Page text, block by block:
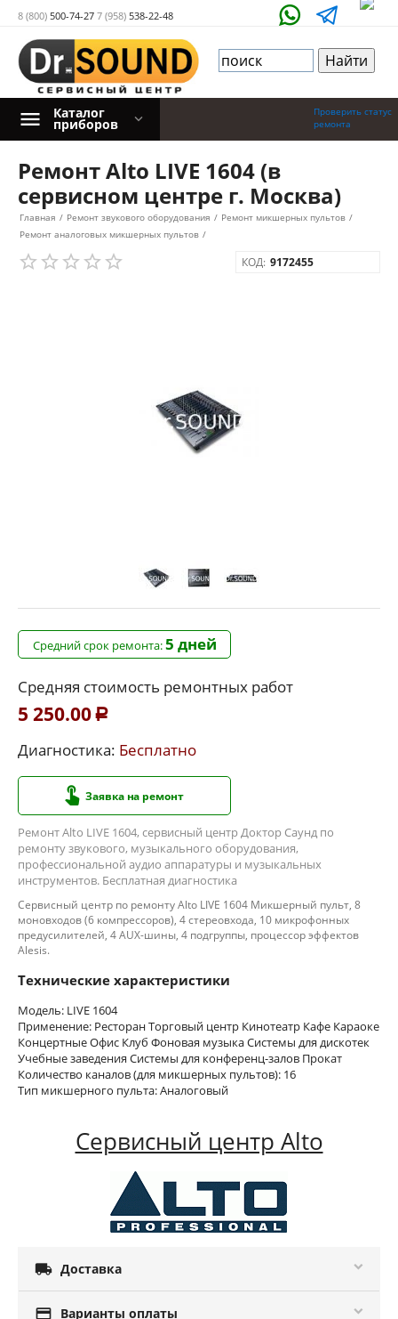
8 (800) 500-74-27 7 (958) 538-22-48
Проверить статус
ремонта
Каталог
приборов
Ремонт Alto LIVE 1604 (в
сервисном центре г. Москва)
Главная / Ремонт звукового оборудования / Ремонт микшерных пультов /
Ремонт аналоговых микшерных пультов /
КОД: 9172455
Средний срок ремонта:5 дней
Средняя стоимость ремонтных работ
5 250.00 Р
Диагностика: Бесплатно
Заявка на ремонт
Ремонт Alto LIVE 1604, сервисный центр Доктор Саунд по
ремонту звукового, музыкального оборудования,
профессиональной аудио аппаратуры и музыкальных
инструментов. Бесплатная диагностика
Сервисный центр по ремонту Alto LIVE 1604 Микшерный пульт, 8
моновходов (6 компрессоров), 4 стереовхода, 10 микрофонных
предусилителей, 4 AUX-шины, 4 подгруппы, процессор эффектов
Alesis.
Технические характеристики
Модель: LIVE 1604
Применение: Ресторан Торговый центр Кинотеатр Кафе Караоке
Концертные Офис Клуб Фоновая музыка Системы для дискотек
Учебные заведения Системы для конференц-залов Прокат
Количество каналов (для микшерных пультов): 16
Тип микшерного пульта: Аналоговый
Сервисный центр Alto
 Доставка
 Варианты оплаты